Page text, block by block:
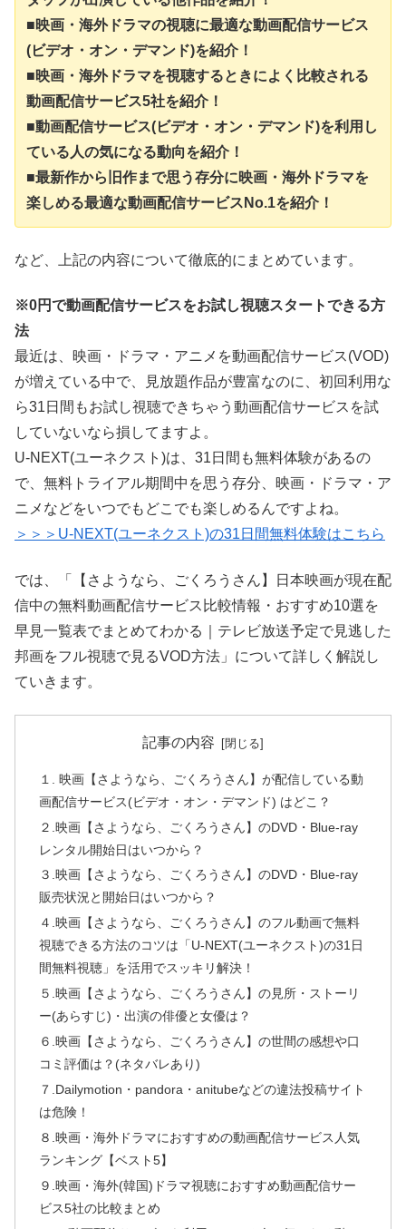
■映画・海外ドラマの視聴に最適な動画配信サービス
(ビデオ・オン・デマンド)を紹介！
■映画・海外ドラマを視聴するときによく比較される
動画配信サービス5社を紹介！
■動画配信サービス(ビデオ・オン・デマンド)を利用し
ている人の気になる動向を紹介！
■最新作から旧作まで思う存分に映画・海外ドラマを
楽しめる最適な動画配信サービスNo.1を紹介！
など、上記の内容について徹底的にまとめています。
※0円で動画配信サービスをお試し視聴スタートできる方
法
最近は、映画・ドラマ・アニメを動画配信サービス(VOD)
が増えている中で、見放題作品が豊富なのに、初回利用な
ら31日間もお試し視聴できちゃう動画配信サービスを試
していないなら損してますよ。
U-NEXT(ユーネクスト)は、31日間も無料体験があるの
で、無料トライアル期間中を思う存分、映画・ドラマ・ア
ニメなどをいつでもどこでも楽しめるんですよね。
＞＞＞U-NEXT(ユーネクスト)の31日間無料体験はこちら
では、「【さようなら、ごくろうさん】日本映画が現在配
信中の無料動画配信サービス比較情報・おすすめ10選を
早見一覧表でまとめてわかる｜テレビ放送予定で見逃した
邦画をフル視聴で見るVOD方法」について詳しく解説し
ていきます。
記事の内容
１. 映画【さようなら、ごくろうさん】が配信している動
画配信サービス(ビデオ・オン・デマンド) はどこ？
２.映画【さようなら、ごくろうさん】のDVD・Blue-ray
レンタル開始日はいつから？
３.映画【さようなら、ごくろうさん】のDVD・Blue-ray
販売状況と開始日はいつから？
４.映画【さようなら、ごくろうさん】のフル動画で無料
視聴できる方法のコツは「U-NEXT(ユーネクスト)の31日
間無料視聴」を活用でスッキリ解決！
５.映画【さようなら、ごくろうさん】の見所・ストーリ
ー(あらすじ)・出演の俳優と女優は？
６.映画【さようなら、ごくろうさん】の世間の感想や口
コミ評価は？(ネタバレあり)
７.Dailymotion・pandora・anitubeなどの違法投稿サイト
は危険！
８.映画・海外ドラマにおすすめの動画配信サービス人気
ランキング【ベスト5】
９.映画・海外(韓国)ドラマ視聴におすすめ動画配信サー
ビス5社の比較まとめ